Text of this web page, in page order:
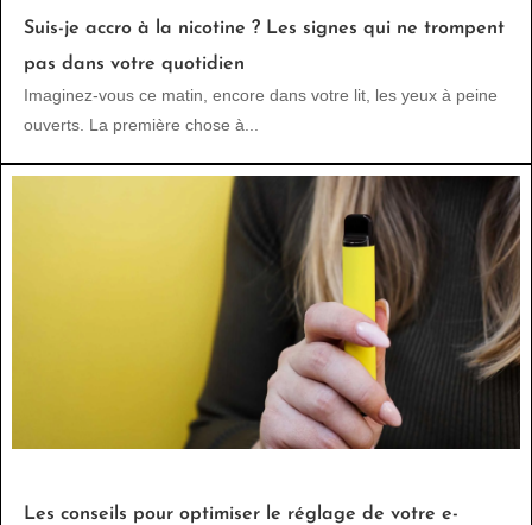
Suis-je accro à la nicotine ? Les signes qui ne trompent
pas dans votre quotidien
Imaginez-vous ce matin, encore dans votre lit, les yeux à peine
ouverts. La première chose à...
Les conseils pour optimiser le réglage de votre e-